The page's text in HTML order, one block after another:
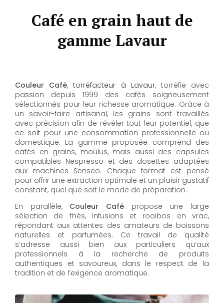
Café en grain haut de
gamme Lavaur
Couleur Café,torréfacteur à Lavaur, torréfie avec
passion depuis 1999 des cafés soigneusement
sélectionnés pour leur richesse aromatique. Grâce à
un savoir-faire artisanal, les grains sont travaillés
avec précision afin de révéler tout leur potentiel, que
ce soit pour une consommation professionnelle ou
domestique. La gamme proposée comprend des
cafés en grains, moulus, mais aussi des capsules
compatibles Nespresso et des dosettes adaptées
aux machines Senseo. Chaque format est pensé
pour offrir une extraction optimale et un plaisir gustatif
constant, quel que soit le mode de préparation.
En parallèle, Couleur Café propose une large
sélection de thés, infusions et rooibos en vrac,
répondant aux attentes des amateurs de boissons
naturelles et parfumées. Ce travail de qualité
s’adresse aussi bien aux particuliers qu’aux
professionnels à la recherche de produits
authentiques et savoureux, dans le respect de la
tradition et de l’exigence aromatique.